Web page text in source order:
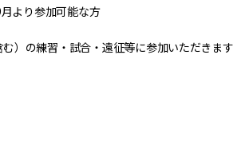
より参加可能な方
）の練習・試合・遠征等に参加いただきます